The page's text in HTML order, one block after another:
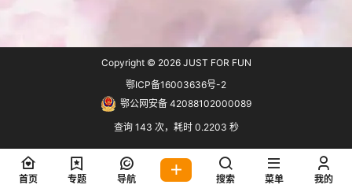
Copyright © 2026JUST FOR FUN
鄂ICP备16003636号-2
鄂公网安备 42088102000089
查询 143 次，耗时 0.2203 秒
首页 专题 导航 搜索 菜单 我的